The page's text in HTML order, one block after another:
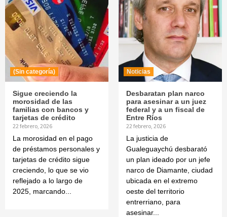
(Sin categoría)
Sigue creciendo la
morosidad de las
familias con bancos y
tarjetas de crédito
22 febrero, 2026
La morosidad en el pago
de préstamos personales y
tarjetas de crédito sigue
creciendo, lo que se vio
reflejado a lo largo de
2025, marcando...
Noticias
Desbaratan plan narco
para asesinar a un juez
federal y a un fiscal de
Entre Ríos
22 febrero, 2026
La justicia de
Gualeguaychú desbarató
un plan ideado por un jefe
narco de Diamante, ciudad
ubicada en el extremo
oeste del territorio
entrerriano, para
asesinar...